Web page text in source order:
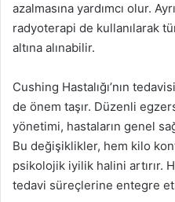
azalmasına yardımcı olur.
radyoterapi de kullanılarak
altına alınabilir.
Cushing Hastalığı’nın
de önem taşır. Düzenli
yönetimi, hastaların genel
Bu değişiklikler, hem kilo
psikolojik iyilik halini artırır.
tedavi süreçlerine entegre